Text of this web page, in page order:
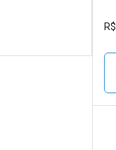
R$